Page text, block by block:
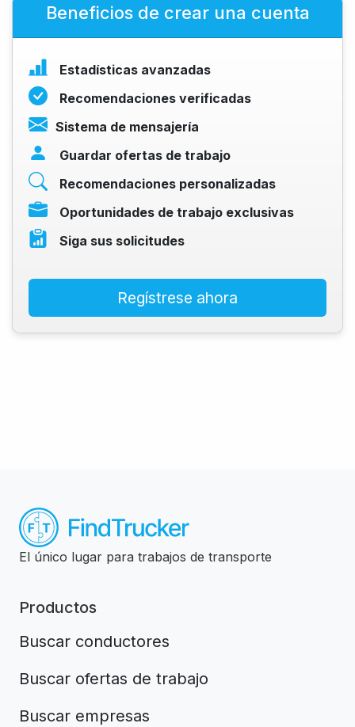
Beneficios de crear una cuenta
Estadísticas avanzadas
Recomendaciones verificadas
Sistema de mensajería
Guardar ofertas de trabajo
Recomendaciones personalizadas
Oportunidades de trabajo exclusivas
Siga sus solicitudes
Regístrese ahora
El único lugar para trabajos de transporte
Productos
Buscar conductores
Buscar ofertas de trabajo
Buscar empresas